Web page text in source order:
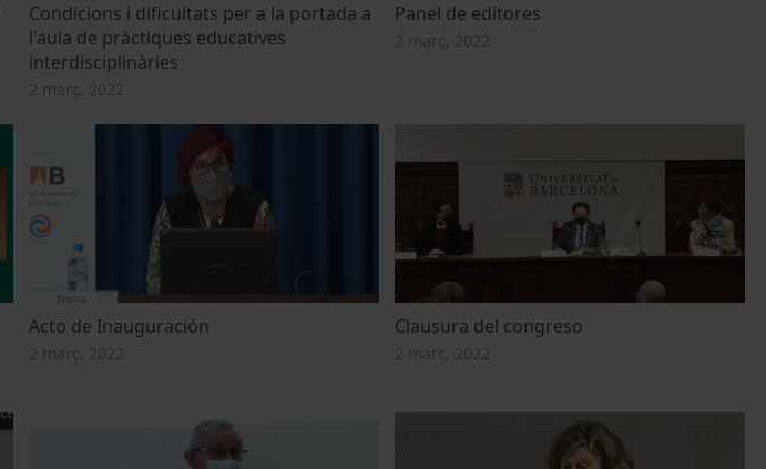
Condicions i dificultats per a la portada a
l'aula de pràctiques educatives
interdisciplinàries
2 març, 2022
Panel de editores
2 març, 2022
Acto de Inauguración
2 març, 2022
Clausura del congreso
2 març, 2022